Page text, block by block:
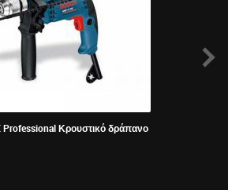
Professional Κρουστικό δράπανο